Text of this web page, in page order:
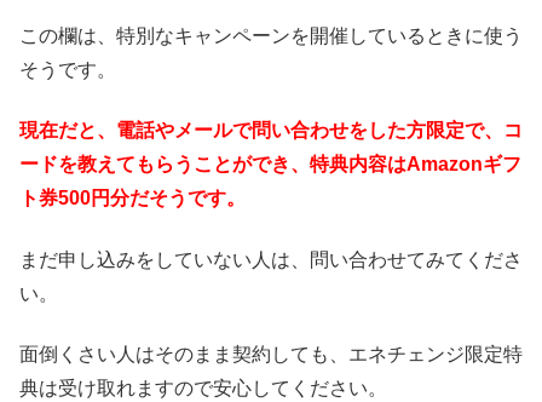
この欄は、特別なキャンペーンを開催しているときに使う
そうです。
現在だと、電話やメールで問い合わせをした方限定で、コ
ードを教えてもらうことができ、特典内容はAmazonギフ
ト券500円分だそうです。
まだ申し込みをしていない人は、問い合わせてみてくださ
い。
面倒くさい人はそのまま契約しても、エネチェンジ限定特
典は受け取れますので安心してください。